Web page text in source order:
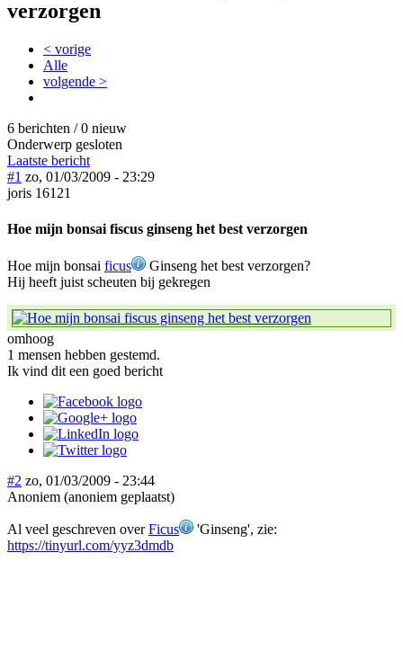
verzorgen
< vorige
Alle
volgende >
6 berichten / 0 nieuw
Onderwerp gesloten
Laatste bericht
#1 zo, 01/03/2009 - 23:29
joris 16121
Hoe mijn bonsai fiscus ginseng het best verzorgen
Hoe mijn bonsai ficus
Ginseng het best verzorgen?
Hij heeft juist scheuten bij gekregen
omhoog
1 mensen hebben gestemd.
Ik vind dit een goed bericht
#2 zo, 01/03/2009 - 23:44
Anoniem (anoniem geplaatst)
Al veel geschreven overFicus
'Ginseng', zie:
https://tinyurl.com/yyz3dmdb